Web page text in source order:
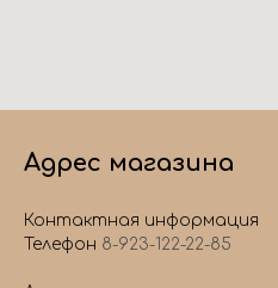
Адрес магазина
Контактная информация
Телефон 8-923-122-22-85